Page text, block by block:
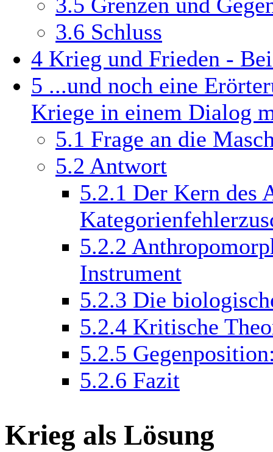
3.5 Grenzen und
3.6 Schluss
4 Krieg und Frieden -
5 ...und noch eine
Kriege in einem Dialog
5.1 Frage an die
5.2 Antwort
5.2.1 Der Kern des
5.2.2
Instrument
5.2.3 Die
5.2.4 Kritische
5.2.5
5.2.6 Fazit
Krieg als Lösung